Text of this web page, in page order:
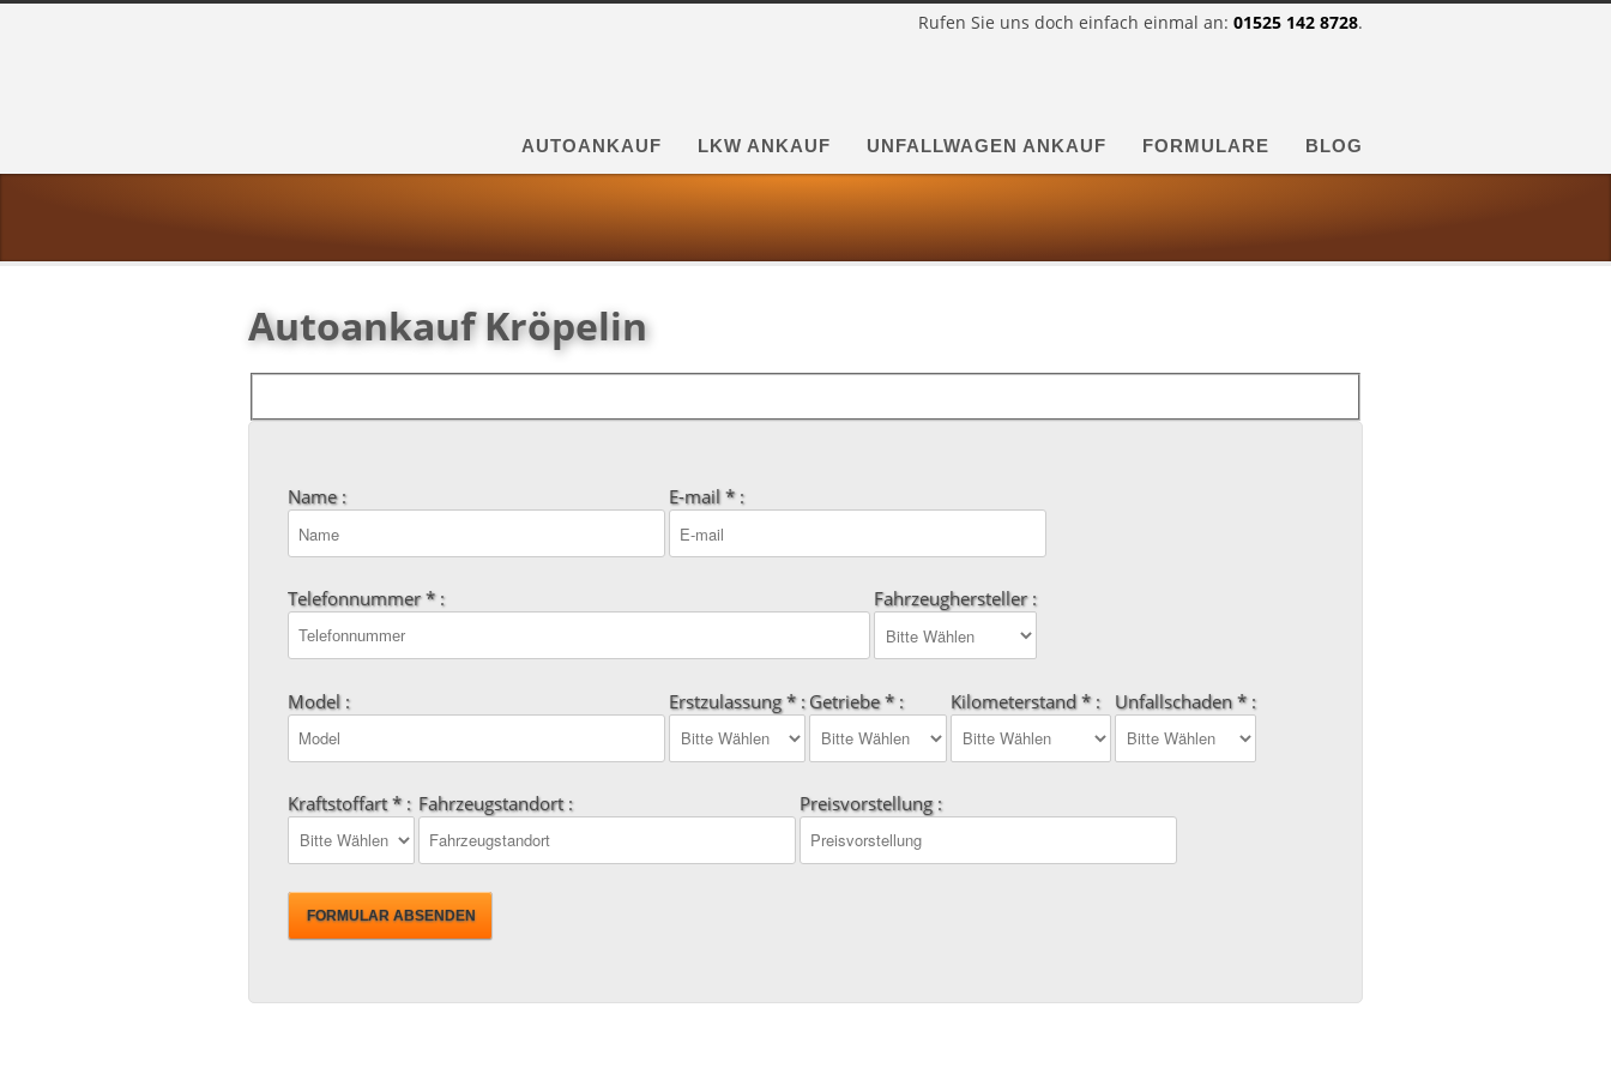
Rufen Sie uns doch einfach einmal an: 01525 142 8728.
AUTOANKAUF LKW ANKAUF UNFALLWAGEN ANKAUF FORMULARE BLOG
Autoankauf Kröpelin
Name : E-mail * :
Telefonnummer * : Fahrzeughersteller :
Model : Erstzulassung * : Getriebe * : Kilometerstand * : Unfallschaden * :
Kraftstoffart * : Fahrzeugstandort : Preisvorstellung :